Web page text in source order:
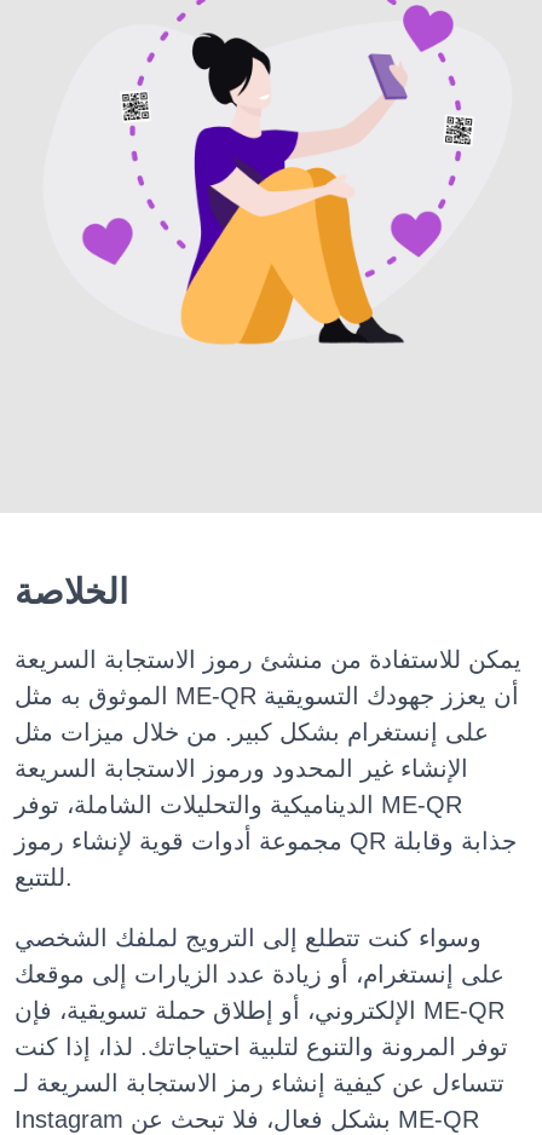
الخلاصة
يمكن للاستفادة من منشئ رموز الاستجابة السريعة
الموثوق به مثل ME-QR أن يعزز جهودك التسويقية
على إنستغرام بشكل كبير. من خلال ميزات مثل
الإنشاء غير المحدود ورموز الاستجابة السريعة
الديناميكية والتحليلات الشاملة، توفر ME-QR
مجموعة أدوات قوية لإنشاء رموز QR جذابة وقابلة
للتتبع.
وسواء كنت تتطلع إلى الترويج لملفك الشخصي
على إنستغرام، أو زيادة عدد الزيارات إلى موقعك
الإلكتروني، أو إطلاق حملة تسويقية، فإن ME-QR
توفر المرونة والتنوع لتلبية احتياجاتك. لذا، إذا كنت
تتساءل عن كيفية إنشاء رمز الاستجابة السريعة لـ
Instagram بشكل فعال، فلا تبحث عن ME-QR